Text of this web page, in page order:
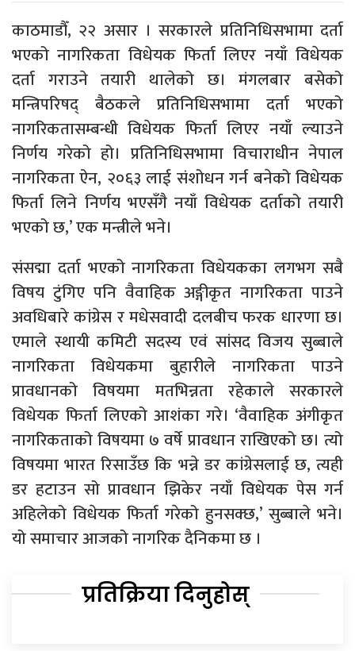
काठमाडौँ, २२ असार । सरकारले प्रतिनिधिसभामा दर्ता
भएको नागरिकता विधेयक फिर्ता लिएर नयाँ विधेयक
दर्ता गराउने तयारी थालेको छ। मंगलबार बसेको
मन्त्रिपरिषद् बैठकले प्रतिनिधिसभामा दर्ता भएको
नागरिकतासम्बन्धी विधेयक फिर्ता लिएर नयाँ ल्याउने
निर्णय गरेको हो। प्रतिनिधिसभामा विचाराधीन नेपाल
नागरिकता ऐन, २०६३ लाई संशोधन गर्न बनेको विधेयक
फिर्ता लिने निर्णय भएसँगै नयाँ विधेयक दर्ताको तयारी
भएको छ,’ एक मन्त्रीले भने।
संसद्मा दर्ता भएको नागरिकता विधेयकका लगभग सबै
विषय टुंगिए पनि वैवाहिक अङ्गीकृत नागरिकता पाउने
अवधिबारे कांग्रेस र मधेसवादी दलबीच फरक धारणा छ।
एमाले स्थायी कमिटी सदस्य एवं सांसद विजय सुब्बाले
नागरिकता विधेयकमा बुहारीले नागरिकता पाउने
प्रावधानको विषयमा मतभिन्नता रहेकाले सरकारले
विधेयक फिर्ता लिएको आशंका गरे। ‘वैवाहिक अंगीकृत
नागरिकताको विषयमा ७ वर्षे प्रावधान राखिएको छ। त्यो
विषयमा भारत रिसाउँछ कि भन्ने डर कांग्रेसलाई छ, त्यही
डर हटाउन सो प्रावधान झिकेर नयाँ विधेयक पेस गर्न
अहिलेको विधेयक फिर्ता गरेको हुनसक्छ,’ सुब्बाले भने।
यो समाचार आजको नागरिक दैनिकमा छ ।
प्रतिक्रिया दिनुहोस्